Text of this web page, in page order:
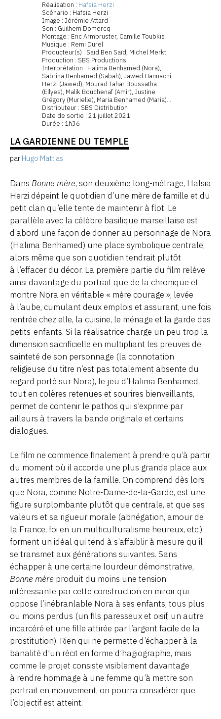
Réalisation : Hafsia Herzi
Scénario : Hafsia Herzi
Image : Jérémie Attard
Son : Guilhem Domercq
Montage : Eric Armbruster, Camille Toubkis
Musique : Remi Durel
Producteur(s) : Saïd Ben Saïd, Michel Merkt
Production : SBS Productions
Interprétation : Halima Benhamed (Nora),
Sabrina Benhamed (Sabah), Jawed Hannachi
Herzi (Jawed), Mourad Tahar Boussatha
(Ellyes), Malik Bouchenaf (Amir), Justine
Grégory (Murielle), Maria Benhamed (Maria)...
Distributeur : SBS Distribution
Date de sortie : 21 juillet 2021
Durée : 1h36
LA GARDIENNE DU TEMPLE
par Hugo Mattias
Dans Bonne mère, son deuxième long-métrage, Hafsia
Herzi dépeint le quotidien d’une mère de famille et du
petit clan qu’elle tente de maintenir à flot. Le
parallèle avec la célèbre basilique marseillaise est
d’abord une façon de donner au personnage de Nora
(Halima Benhamed) une place symbolique centrale,
alors même que son quotidien tendrait plutôt
à l’effacer du décor. La première partie du film relève
ainsi davantage du portrait que de la chronique et
montre Nora en véritable « mère courage », levée
à l’aube, cumulant deux emplois et assurant, une fois
rentrée chez elle, la cuisine, le ménage et la garde des
petits-enfants. Si la réalisatrice charge un peu trop la
dimension sacrificielle en multipliant les preuves de
sainteté de son personnage (la connotation
religieuse du titre n’est pas totalement absente du
regard porté sur Nora), le jeu d’Halima Benhamed,
tout en colères retenues et sourires bienveillants,
permet de contenir le pathos qui s’exprime par
ailleurs à travers la bande originale et certains
dialogues.
Le film ne commence finalement à prendre qu’à partir
du moment où il accorde une plus grande place aux
autres membres de la famille. On comprend dès lors
que Nora, comme Notre-Dame-de-la-Garde, est une
figure surplombante plutôt que centrale, et que ses
valeurs et sa rigueur morale (abnégation, amour de
la France, foi en un multiculturalisme heureux, etc.)
forment un idéal qui tend à s’affaiblir à mesure qu’il
se transmet aux générations suivantes. Sans
échapper à une certaine lourdeur démonstrative,
Bonne mère produit du moins une tension
intéressante par cette construction en miroir qui
oppose l’inébranlable Nora à ses enfants, tous plus
ou moins perdus (un fils paresseux et oisif, un autre
incarcéré et une fille attirée par l’argent facile de la
prostitution). Rien qui ne permette d’échapper à la
banalité d’un récit en forme d’hagiographie, mais
comme le projet consiste visiblement davantage
à rendre hommage à une femme qu’à mettre son
portrait en mouvement, on pourra considérer que
l’objectif est atteint.